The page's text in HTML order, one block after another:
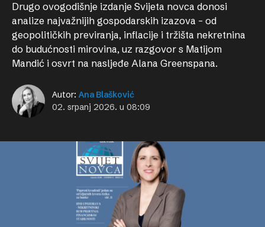
Drugo ovogodišnje izdanje Svijeta novca donosi
analize najvažnijih gospodarskih izazova – od
geopolitičkih previranja, inflacije i tržišta nekretnina
do budućnosti mirovina, uz razgovor s Matijom
Mandić i osvrt na nasljeđe Alana Greenspana.
Autor: Ana Blašković
02. srpanj 2026. u 08:09